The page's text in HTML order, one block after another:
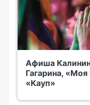
Афиша
Гагарина,
«Кауп»